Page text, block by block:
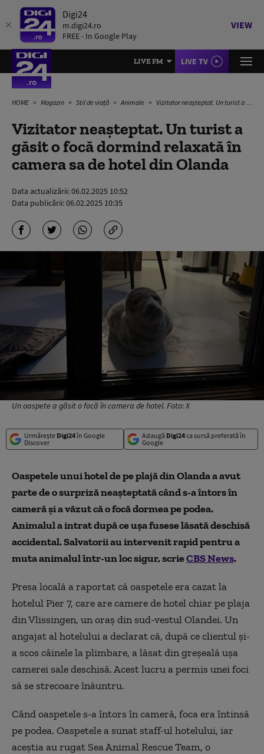
Digi24
m.digi24.ro
FREE - In Google Play
VIEW
LIVE FM LIVE TV
HOME Magazin Stil de viață Animale Vizitator neașteptat. Un turist a găsit o focă dormind relaxată în camera sa de hotel din Olanda
Vizitator neașteptat. Un turist a
găsit o focă dormind relaxată în
camera sa de hotel din Olanda
Data actualizării:06.02.2025 10:52
Data publicării:06.02.2025 10:35
Un oaspete a găsit o focă în camera de hotel. Foto: X
Urmărește Digi24în Google
Discover
Adaugă Digi24ca sursă preferată în
Google
Oaspetele unui hotel de pe plajă din Olanda a avut
parte de o surpriză neașteptată când s-a întors în
cameră și a văzut că o focă dormea pe podea.
Animalul a intrat după ce ușa fusese lăsată deschisă
accidental. Salvatorii au intervenit rapid pentru a
muta animalul într-un loc sigur, scrieCBS News.
Presa locală a raportat că oaspetele era cazat la
hotelul Pier 7, care are camere de hotel chiar pe plaja
din Vlissingen, un oraș din sud-vestul Olandei. Un
angajat al hotelului a declarat că, după ce clientul și-
a scos câinele la plimbare, a lăsat din greșeală ușa
camerei sale deschisă. Acest lucru a permis unei foci
să se strecoare înăuntru.
Când oaspetele s-a întors în cameră, foca era întinsă
pe podea. Oaspetele a sunat staff-ul hotelului, iar
aceștia au rugat Sea Animal Rescue Team, o